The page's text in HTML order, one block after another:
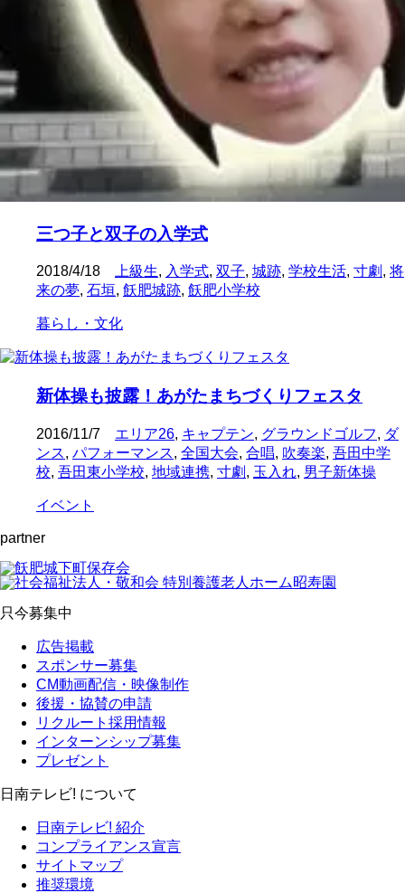
三つ子と双子の入学式
2018/4/18 上級生, 入学式, 双子, 城跡, 学校生活, 寸劇 , 将
来の夢, 石垣, 飫肥城跡, 飫肥小学校
暮らし・文化
新体操も披露！あがたまちづくりフェスタ
2016/11/7 エリア26, キャプテン, グラウンドゴルフ, ダ
ンス, パフォーマンス, 全国大会, 合唱, 吹奏楽, 吾田中学
校, 吾田東小学校, 地域連携, 寸劇 , 玉入れ, 男子新体操
イベント
partner
只今募集中
広告掲載
スポンサー募集
CM動画配信・映像制作
後援・協賛の申請
リクルート採用情報
インターンシップ募集
プレゼント
日南テレビ! について
日南テレビ! 紹介
コンプライアンス宣言
サイトマップ
推奨環境